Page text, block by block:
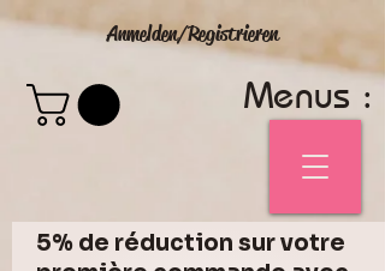
Anmelden/Registrieren
Menus :
5% de réduction sur votre